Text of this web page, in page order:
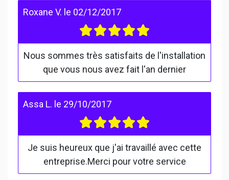
Roxane V. le 02/12/2017
Nous sommes très satisfaits de l'installation
que vous nous avez fait l'an dernier
Assa L. le 29/10/2017
Je suis heureux que j'ai travaillé avec cette
entreprise.Merci pour votre service